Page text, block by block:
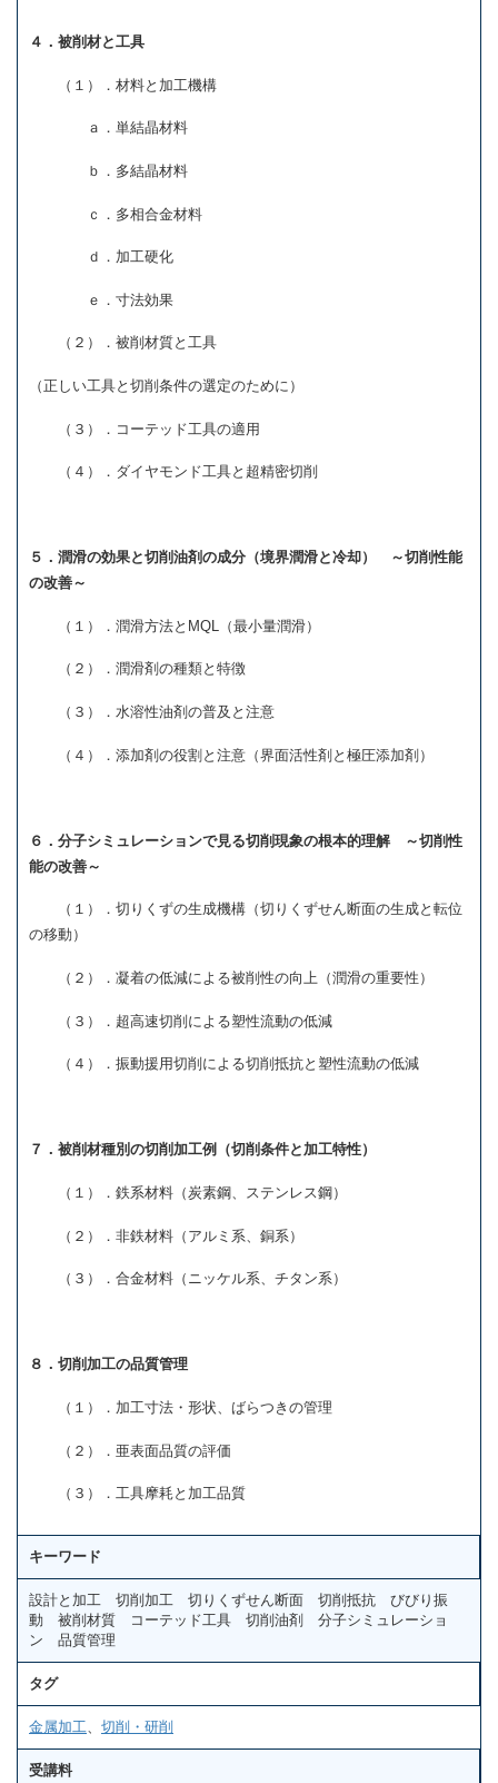
４．被削材と工具
（１）．材料と加工機構
ａ．単結晶材料
ｂ．多結晶材料
ｃ．多相合金材料
ｄ．加工硬化
ｅ．寸法効果
（２）．被削材質と工具
（正しい工具と切削条件の選定のために）
（３）．コーテッド工具の適用
（４）．ダイヤモンド工具と超精密切削
５．潤滑の効果と切削油剤の成分（境界潤滑と冷却） ～切削性能
の改善～
（１）．潤滑方法とMQL（最小量潤滑）
（２）．潤滑剤の種類と特徴
（３）．水溶性油剤の普及と注意
（４）．添加剤の役割と注意（界面活性剤と極圧添加剤）
６．分子シミュレーションで見る切削現象の根本的理解 ～切削性
能の改善～
（１）．切りくずの生成機構（切りくずせん断面の生成と転位
の移動）
（２）．凝着の低減による被削性の向上（潤滑の重要性）
（３）．超高速切削による塑性流動の低減
（４）．振動援用切削による切削抵抗と塑性流動の低減
７．被削材種別の切削加工例（切削条件と加工特性）
（１）．鉄系材料（炭素鋼、ステンレス鋼）
（２）．非鉄材料（アルミ系、銅系）
（３）．合金材料（ニッケル系、チタン系）
８．切削加工の品質管理
（１）．加工寸法・形状、ばらつきの管理
（２）．亜表面品質の評価
（３）．工具摩耗と加工品質
キーワード
設計と加工 切削加工 切りくずせん断面 切削抵抗 びびり振
動 被削材質 コーテッド工具 切削油剤 分子シミュレーショ
ン 品質管理
タグ
金属加工、 切削・研削
受講料